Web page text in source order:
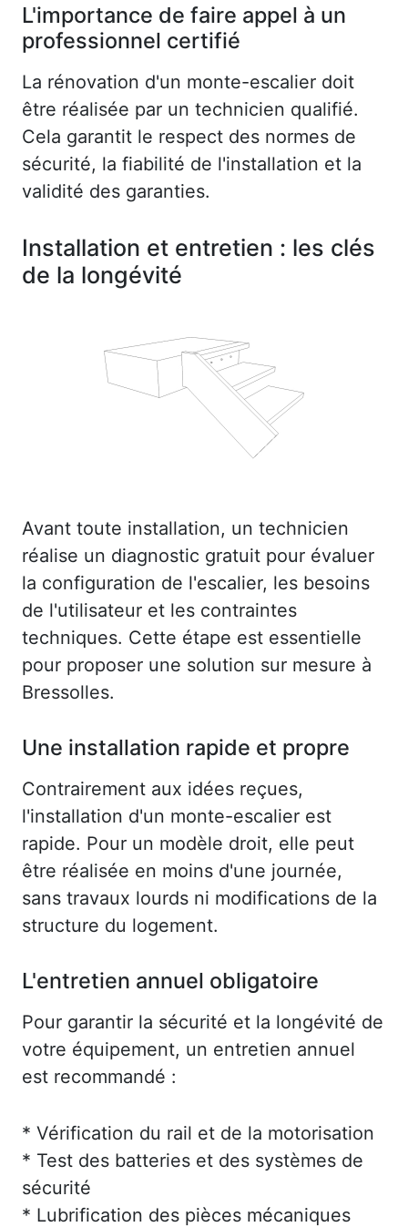
L'importance de faire appel à un
professionnel certifié
La rénovation d'un monte-escalier doit
être réalisée par un technicien qualifié.
Cela garantit le respect des normes de
sécurité, la fiabilité de l'installation et la
validité des garanties.
Installation et entretien : les clés
de la longévité
Avant toute installation, un technicien
réalise un diagnostic gratuit pour évaluer
la configuration de l'escalier, les besoins
de l'utilisateur et les contraintes
techniques. Cette étape est essentielle
pour proposer une solution sur mesure à
Bressolles.
Une installation rapide et propre
Contrairement aux idées reçues,
l'installation d'un monte-escalier est
rapide. Pour un modèle droit, elle peut
être réalisée en moins d'une journée,
sans travaux lourds ni modifications de la
structure du logement.
L'entretien annuel obligatoire
Pour garantir la sécurité et la longévité de
votre équipement, un entretien annuel
est recommandé :
* Vérification du rail et de la motorisation
* Test des batteries et des systèmes de
sécurité
* Lubrification des pièces mécaniques